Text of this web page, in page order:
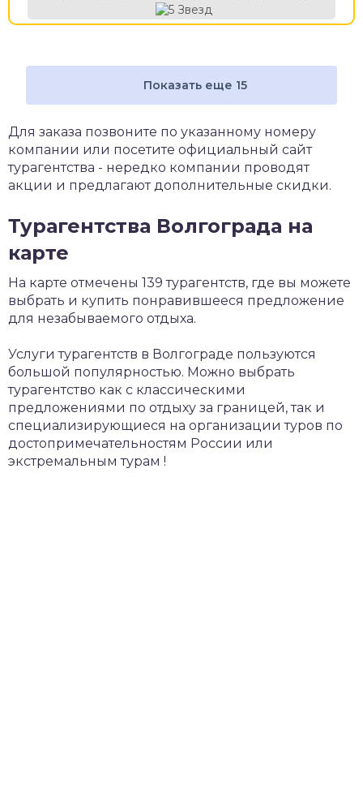
Показать еще 15
Для заказа позвоните по указанному номеру
компании или посетите официальный сайт
турагентства - нередко компании проводят
акции и предлагают дополнительные скидки.
Турагентства Волгограда на
карте
На карте отмечены 139 турагентств, где вы можете
выбрать и купить понравившееся предложение
для незабываемого отдыха.
Услуги турагентств в Волгограде пользуются
большой популярностью. Можно выбрать
турагентство как с классическими
предложениями по отдыху за границей, так и
специализирующиеся на организации туров по
достопримечательностям России или
экстремальным турам !